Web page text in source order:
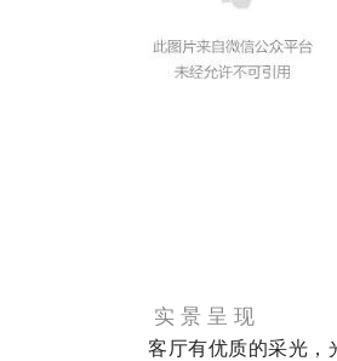
实 景 呈 现
客厅有优质的采光，